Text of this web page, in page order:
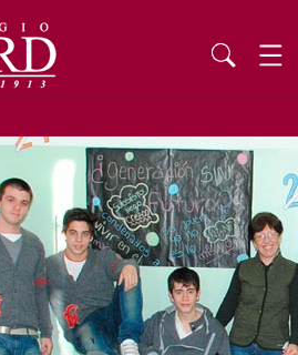
INSTITUCIONAL
EDUCACIÓN
ADMISIONES
EXTENSIÓN